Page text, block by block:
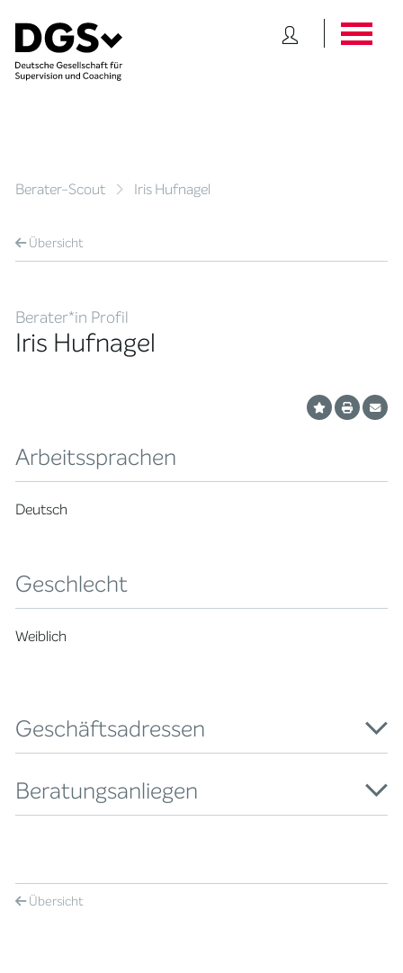
Berater-Scout Iris Hufnagel
Übersicht
Berater*in Profil
Iris Hufnagel
Arbeitssprachen
Deutsch
Geschlecht
Weiblich
Geschäftsadressen
Beratungsanliegen
Übersicht